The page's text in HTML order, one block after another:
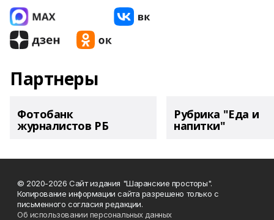
Партнеры
Фотобанк
журналистов РБ
Рубрика "Еда и
напитки"
© 2020-2026 Сайт издания "Шаранские просторы".
Копирование информации сайта разрешено только с
письменного согласия редакции.
Об использовании персональных данных